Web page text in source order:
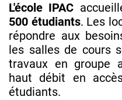
L'école IPAC
500 étudiants. Les
répondre aux
les salles de cours
travaux en groupe
haut débit en
étudiants.